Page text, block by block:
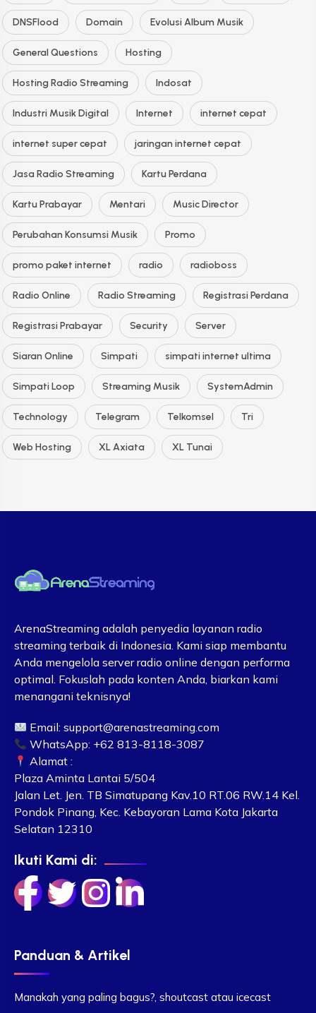
DNSFlood Domain Evolusi Album Musik
General Questions Hosting
Hosting Radio Streaming Indosat
Industri Musik Digital Internet internet cepat
internet super cepat jaringan internet cepat
Jasa Radio Streaming Kartu Perdana
Kartu Prabayar Mentari Music Director
Perubahan Konsumsi Musik Promo
promo paket internet radio radioboss
Radio Online Radio Streaming Registrasi Perdana
Registrasi Prabayar Security Server
Siaran Online Simpati simpati internet ultima
Simpati Loop Streaming Musik SystemAdmin
Technology Telegram Telkomsel Tri
Web Hosting XL Axiata XL Tunai
ArenaStreaming adalah penyedia layanan radio
streaming terbaik di Indonesia. Kami siap membantu
Anda mengelola server radio online dengan performa
optimal. Fokuslah pada konten Anda, biarkan kami
menangani teknisnya!
Email:support@arenastreaming.com
WhatsApp: +62 813-8118-3087
Alamat :
Plaza Aminta Lantai 5/504
Jalan Let. Jen. TB Simatupang Kav.10 RT.06 RW.14 Kel.
Pondok Pinang, Kec. Kebayoran Lama Kota Jakarta
Selatan 12310
Ikuti Kami di:
Panduan & Artikel
Manakah yang paling bagus?, shoutcast atau icecast